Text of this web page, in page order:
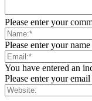
Please enter your
Please enter your name
You have entered an
Please enter your email